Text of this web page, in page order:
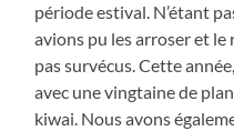
période estival. N’étant
avions pu les arroser et le
pas survécus. Cette
avec une vingtaine de
kiwai. Nous avons